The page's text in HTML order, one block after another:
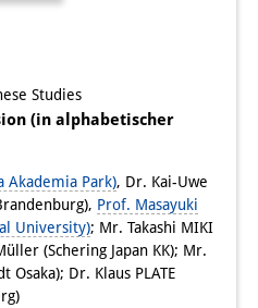
Studies
(in alphabetischer
Akademia Park), Dr. Kai-Uwe
Prof. Masayuki
University); Mr. Takashi MIKI
(Schering Japan KK); Mr.
Osaka); Dr. Klaus PLATE